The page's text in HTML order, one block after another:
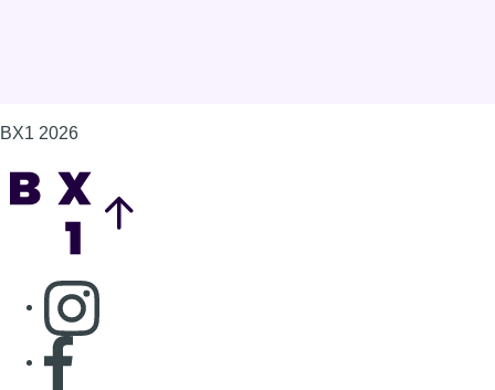
BX1 2026
Consulter page Instagram
Consulter page Facebook